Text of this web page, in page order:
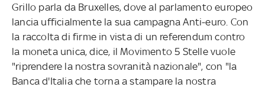
Grillo parla da Bruxelles, dove al parlamento europeo
lancia ufficialmente la sua campagna Anti-euro. Con
la raccolta di firme in vista di un referendum contro
la moneta unica, dice, il Movimento 5 Stelle vuole
"riprendere la nostra sovranità nazionale", con "la
Banca d'Italia che torna a stampare la nostra